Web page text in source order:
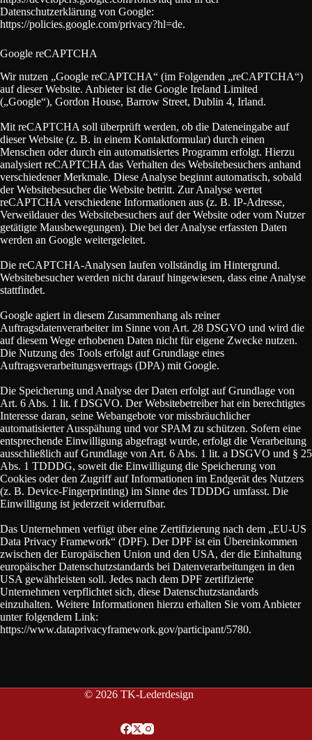
Datenschutzerklärung von Google:
https://policies.google.com/privacy?hl=de.
Google reCAPTCHA
Wir nutzen „Google reCAPTCHA“ (im Folgenden „reCAPTCHA“)
auf dieser Website. Anbieter ist die Google Ireland Limited
(„Google“), Gordon House, Barrow Street, Dublin 4, Irland.
Mit reCAPTCHA soll überprüft werden, ob die Dateneingabe auf
dieser Website (z. B. in einem Kontaktformular) durch einen
Menschen oder durch ein automatisiertes Programm erfolgt. Hierzu
analysiert reCAPTCHA das Verhalten des Websitebesuchers anhand
verschiedener Merkmale. Diese Analyse beginnt automatisch, sobald
der Websitebesucher die Website betritt. Zur Analyse wertet
reCAPTCHA verschiedene Informationen aus (z. B. IP-Adresse,
Verweildauer des Websitebesuchers auf der Website oder vom Nutzer
getätigte Mausbewegungen). Die bei der Analyse erfassten Daten
werden an Google weitergeleitet.
Die reCAPTCHA-Analysen laufen vollständig im Hintergrund.
Websitebesucher werden nicht darauf hingewiesen, dass eine Analyse
stattfindet.
Google agiert in diesem Zusammenhang als reiner
Auftragsdatenverarbeiter im Sinne von Art. 28 DSGVO und wird die
auf diesem Wege erhobenen Daten nicht für eigene Zwecke nutzen.
Die Nutzung des Tools erfolgt auf Grundlage eines
Auftragsverarbeitungsvertrags (DPA) mit Google.
Die Speicherung und Analyse der Daten erfolgt auf Grundlage von
Art. 6 Abs. 1 lit. f DSGVO. Der Websitebetreiber hat ein berechtigtes
Interesse daran, seine Webangebote vor missbräuchlicher
automatisierter Ausspähung und vor SPAM zu schützen. Sofern eine
entsprechende Einwilligung abgefragt wurde, erfolgt die Verarbeitung
ausschließlich auf Grundlage von Art. 6 Abs. 1 lit. a DSGVO und § 25
Abs. 1 TDDDG, soweit die Einwilligung die Speicherung von
Cookies oder den Zugriff auf Informationen im Endgerät des Nutzers
(z. B. Device-Fingerprinting) im Sinne des TDDDG umfasst. Die
Einwilligung ist jederzeit widerrufbar.
Das Unternehmen verfügt über eine Zertifizierung nach dem „EU-US
Data Privacy Framework“ (DPF). Der DPF ist ein Übereinkommen
zwischen der Europäischen Union und den USA, der die Einhaltung
europäischer Datenschutzstandards bei Datenverarbeitungen in den
USA gewährleisten soll. Jedes nach dem DPF zertifizierte
Unternehmen verpflichtet sich, diese Datenschutzstandards
einzuhalten. Weitere Informationen hierzu erhalten Sie vom Anbieter
unter folgendem Link:
https://www.dataprivacyframework.gov/participant/5780.
© 2026 TK-Lederdesign